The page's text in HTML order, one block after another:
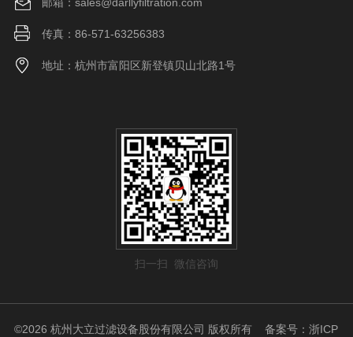
传真：86-571-63256383
地址：杭州市富阳区新登镇贝山北路1号
扫一扫 微信咨询
©2026 杭州大立过滤设备股份有限公司 版权所有备案号：浙ICP